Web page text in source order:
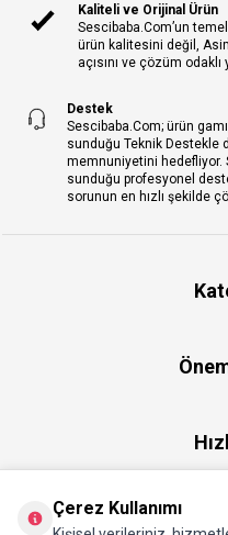
Kaliteli ve Orijinal Ürün
Sescibaba.Com’un
ürün kalitesini değil,
açısını ve çözüm
Destek
Sescibaba.Com; ürün
sunduğu Teknik Destekle
memnuniyetini hedefliyor.
sunduğu profesyonel
sorunun en hızlı şekilde
Çerez Kullanımı